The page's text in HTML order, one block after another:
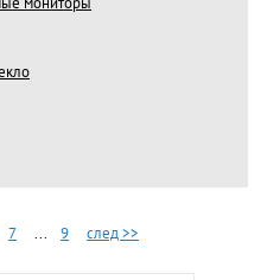
7 ... 9 след >>